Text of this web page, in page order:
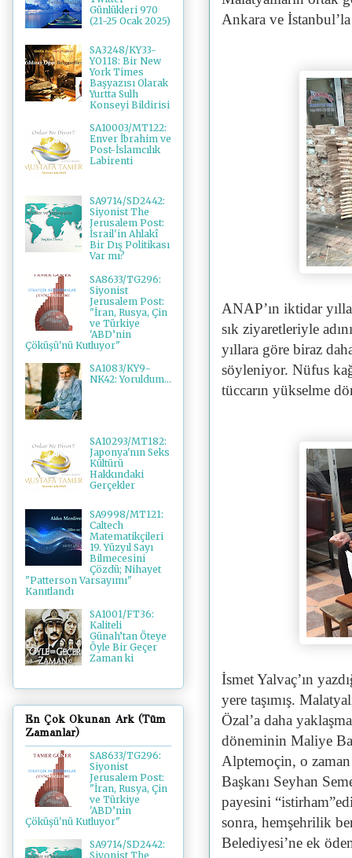
Ankara ve
ANAP’ın iktidar
sık ziyaretleriyle
yıllara göre biraz
söyleniyor. Nüfus
tüccarın yükselme
İsmet Yalvaç’ın
yere taşımış.
Özal’a daha
döneminin Maliye
Alptemoçin, o
Başkanı Seyhan
payesini
sonra, hemşehrilik
Belediyesi’ne ek
Günlükleri 970
(21-25 Ocak 2025)
SA3248/KY33-
YO118: Bir New
York Times
Başyazısı Olarak
Yurtta Sulh
Konseyi Bildirisi
SA10003/MT122:
Enver İbrahim ve
Post-İslamcılık
Labirenti
SA9714/SD2442:
Siyonist The
Jerusalem Post:
İsrail'in Ahlakî
Bir Dış Politikası
Var mı?
SA8633/TG296:
Siyonist
Jerusalem Post:
"İran, Rusya, Çin
ve Türkiye
'ABD’nin
Çöküşü'nü Kutluyor"
SA1083/KY9-
NK42: Yoruldum...
SA10293/MT182:
Japonya'nın Seks
Kültürü
Hakkındaki
Gerçekler
SA9998/MT121:
Caltech
Matematikçileri
19. Yüzyıl Sayı
Bilmecesini
Çözdü; Nihayet
"Patterson Varsayımı"
Kanıtlandı
SA1001/FT36:
Kaliteli
Günah’tan Öteye
Öyle Bir Geçer
Zaman ki
En Çok Okunan Ark (Tüm
Zamanlar)
SA8633/TG296:
Siyonist
Jerusalem Post:
"İran, Rusya, Çin
ve Türkiye
'ABD’nin
Çöküşü'nü Kutluyor"
SA9714/SD2442:
Siyonist The